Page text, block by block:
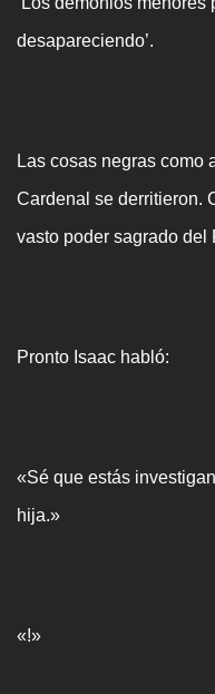
desapareciendo’.
Las cosas negras como
Cardenal se derritieron.
vasto poder sagrado del
Pronto Isaac habló:
«Sé que estás
hija.»
«!»